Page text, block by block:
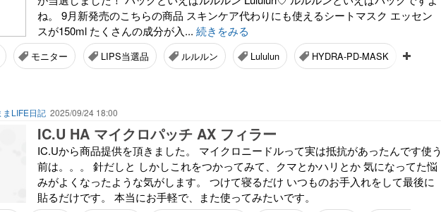
ね。 9月新発売のこちらの商品 スキンケア代わりにも使えるシートマスク エッセン
スが150ml たくさんの成分が入... 続きをみる
モニター LIPS当選品 ルルルン Lululun HYDRA-PD-MASK
LIFE日記 2025/09/24 18:00
IC.U HA マイクロパッチ AX フィラー
IC.Uから商品提供を頂きました。 マイクロニードルって実は抵抗があったんです使う
前は。。。 針だしと しかしこれをつかってみて、クマとかハリとか 気になってた悩
みがよくなったような気がします。 つけて寝るだけ いつものお手入れをして最後に
貼るだけです。 本当にお手軽で、また使ってみたいです。